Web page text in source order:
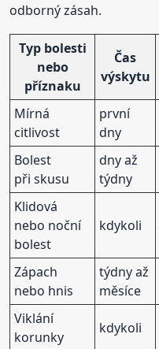
odborný zásah.
Typ bolesti
nebo
příznaku
Čas
výskytu
Mírná
citlivost
první
dny
Bolest
při skusu
dny až
týdny
Klidová
nebo noční
bolest
kdykoli
Zápach
nebo hnis
týdny až
měsíce
Viklání
korunky
kdykoli